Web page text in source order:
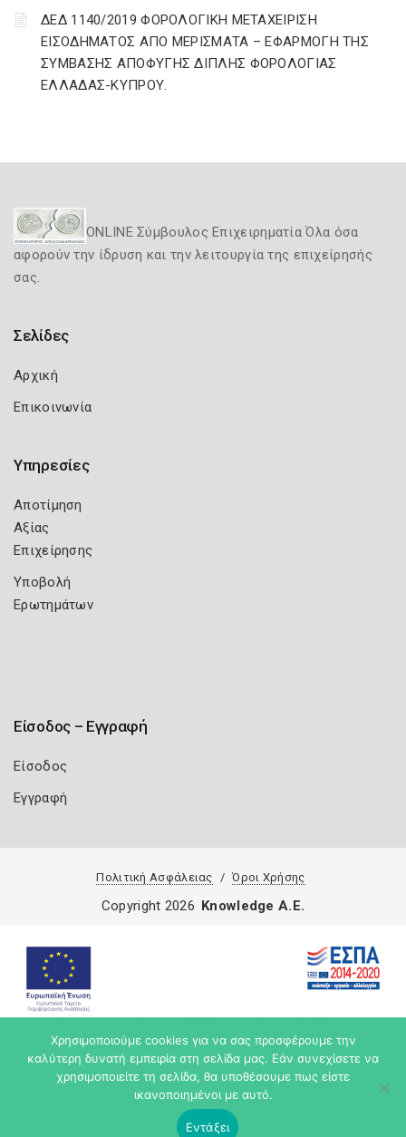
ΔΕΔ 1140/2019 ΦΟΡΟΛΟΓΙΚΗ ΜΕΤΑΧΕΙΡΙΣΗ
ΕΙΣΟΔΗΜΑΤΟΣ ΑΠΟ ΜΕΡΙΣΜΑΤΑ – ΕΦΑΡΜΟΓΗ ΤΗΣ
ΣΥΜΒΑΣΗΣ ΑΠΟΦΥΓΗΣ ΔΙΠΛΗΣ ΦΟΡΟΛΟΓΙΑΣ
ΕΛΛΑΔΑΣ-ΚΥΠΡΟΥ.
ONLINE Σύμβουλος Επιχειρηματία Όλα όσα
αφορούν την ίδρυση και την λειτουργία της επιχείρησής
σας.
Σελίδες
Αρχική
Επικοινωνία
Υπηρεσίες
Αποτίμηση
Αξίας
Επιχείρησης
Υποβολή
Ερωτημάτων
Είσοδος – Εγγραφή
Είσοδος
Εγγραφή
Πολιτική Ασφάλειας Όροι Χρήσης
Χρησιμοποιούμε cookies για να σας προσφέρουμε την
καλύτερη δυνατή εμπειρία στη σελίδα μας. Εάν συνεχίσετε να
χρησιμοποιείτε τη σελίδα, θα υποθέσουμε πως είστε
ικανοποιημένοι με αυτό.
Εντάξει
Copyright 2026 Knowledge A.E.